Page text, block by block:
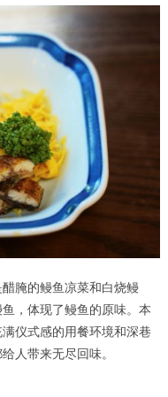
腌的鳗鱼凉菜和白烧鳗
，体现了鳗鱼的原味。本
仪式感的用餐环境和深巷
人带来无尽回味。